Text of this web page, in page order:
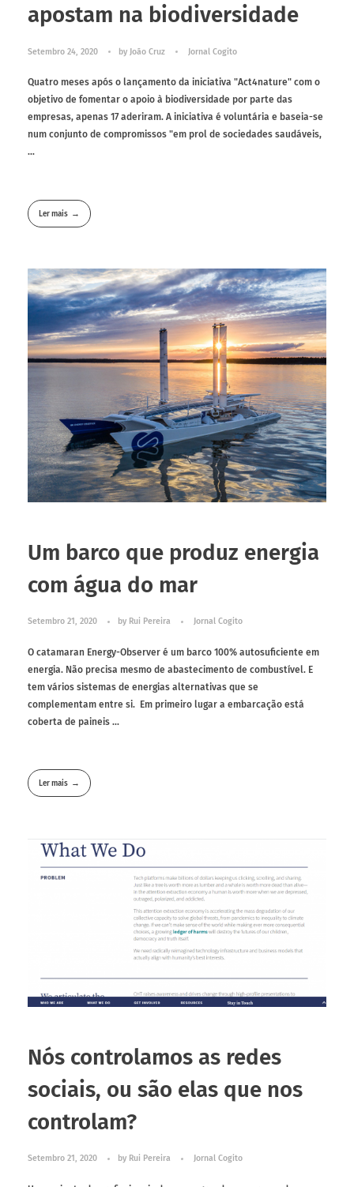
apostam na biodiversidade
Setembro 24, 2020 by João Cruz Jornal Cogito
Quatro meses após o lançamento da iniciativa "Act4nature" com o
objetivo de fomentar o apoio à biodiversidade por parte das
empresas, apenas 17 aderiram. A iniciativa é voluntária e baseia-se
num conjunto de compromissos "em prol de sociedades saudáveis,
...
Ler mais
Um barco que produz energia
com água do mar
Setembro 21, 2020 by Rui Pereira Jornal Cogito
O catamaran Energy-Observer é um barco 100% autosuficiente em
energia. Não precisa mesmo de abastecimento de combustível. E
tem vários sistemas de energias alternativas que se
complementam entre si. Em primeiro lugar a embarcação está
coberta de paineis ...
Ler mais
Nós controlamos as redes
sociais, ou são elas que nos
controlam?
Setembro 21, 2020 by Rui Pereira Jornal Cogito